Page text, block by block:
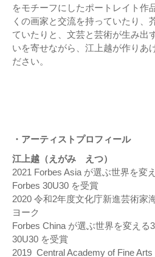
をモチーフにしたポートレイト作
くの画家と交流を持っていたり、
ていたりと、⽂芸と芸術が⽣み出
いを寄せながら、江上越が作りあ
ださい。
・アーティストプロフィール
江上越（えがみ えつ）
2021 Forbes Asia が選ぶ世界を変
Forbes 30U30 を受賞
2020 令和2年度⽂化庁新進芸術家
ヨーク
Forbes China が選ぶ世界を変える
30U30 を受賞
2019 Central Academy of Fine